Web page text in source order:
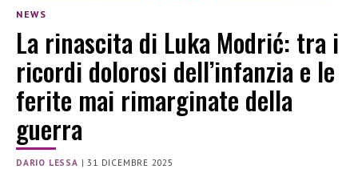
NEWS
La rinascita di Luka Modrić: tra i
ricordi dolorosi dell’infanzia e le
ferite mai rimarginate della
guerra
DARIO LESSA |31 DICEMBRE 2025